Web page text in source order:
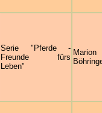
Serie "Pferde -
Freunde fürs
Leben"
Marion